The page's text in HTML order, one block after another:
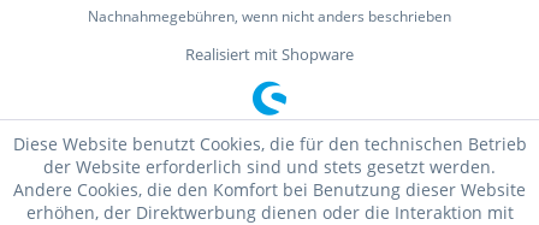
Nachnahmegebühren, wenn nicht anders beschrieben
Realisiert mit Shopware
Diese Website benutzt Cookies, die für den technischen Betrieb
der Website erforderlich sind und stets gesetzt werden.
Andere Cookies, die den Komfort bei Benutzung dieser Website
erhöhen, der Direktwerbung dienen oder die Interaktion mit